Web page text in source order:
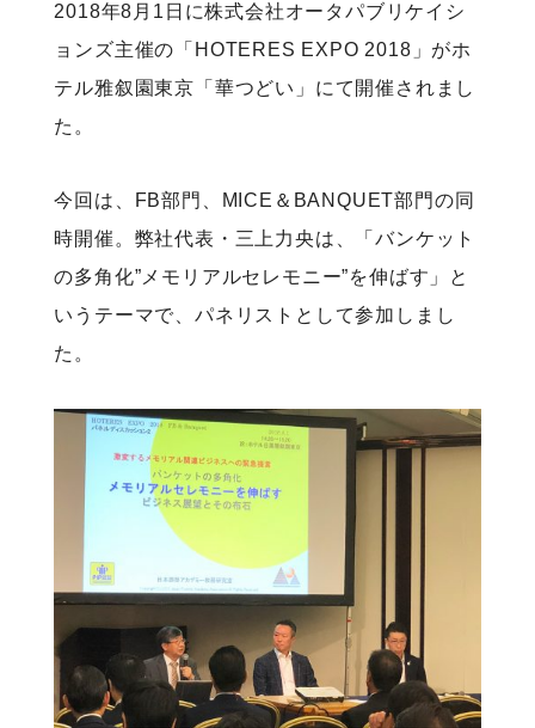
2018年8月1日に株式会社オータパブリケイシ
ョンズ主催の「HOTERES EXPO 2018」がホ
テル雅叙園東京「華つどい」にて開催されまし
た。
今回は、FB部門、MICE＆BANQUET部門の同
時開催。弊社代表・三上力央は、「バンケット
の多角化”メモリアルセレモニー”を伸ばす」と
いうテーマで、パネリストとして参加しまし
た。